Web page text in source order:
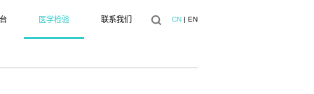
CN| EN
医学检验 联系我们